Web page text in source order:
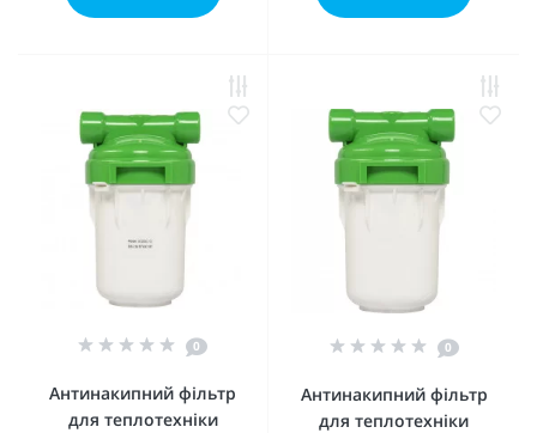
0
Антинакипний фільтр
для теплотехніки
0
Антинакипний фільтр
для теплотехніки